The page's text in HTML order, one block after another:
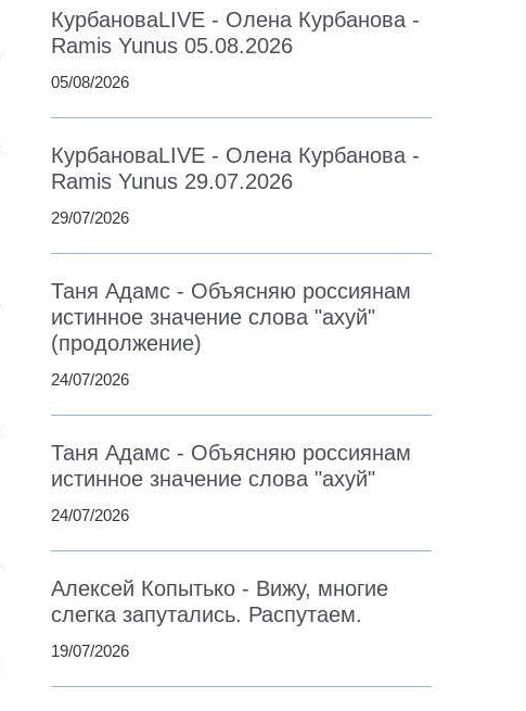
КурбановаLIVE - Олена Курбанова -
Ramis Yunus 05.08.2026
05/08/2026
КурбановаLIVE - Олена Курбанова -
Ramis Yunus 29.07.2026
29/07/2026
Таня Адамс - Объясняю россиянам
истинное значение слова "ахуй"
(продолжение)
24/07/2026
Таня Адамс - Объясняю россиянам
истинное значение слова "ахуй"
24/07/2026
Алексей Копытько - Вижу, многие
слегка запутались. Распутаем.
19/07/2026